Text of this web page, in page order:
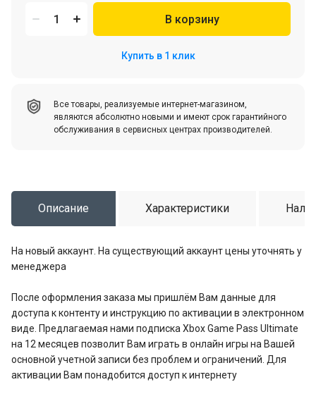
В корзину
Купить в 1 клик
Все товары, реализуемые интернет-магазином,
являются абсолютно новыми и имеют срок гарантийного
обслуживания в сервисных центрах производителей.
Описание Характеристики
На новый аккаунт. На существующий аккаунт цены уточнять у
менеджера
После оформления заказа мы пришлём Вам данные для
доступа к контенту и инструкцию по активации в электронном
виде. Предлагаемая нами подписка Xbox Game Pass Ultimate
на 12 месяцев позволит Вам играть в онлайн игры на Вашей
основной учетной записи без проблем и ограничений. Для
активации Вам понадобится доступ к интернету